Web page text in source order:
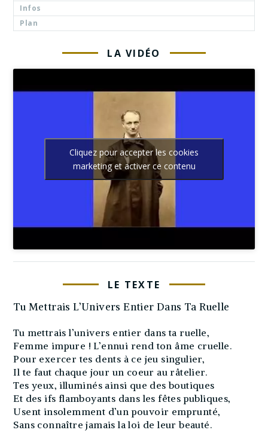
Infos
Plan
LA VIDÉO
Cliquez pour accepter les cookies
marketing et activer ce contenu
LE TEXTE
Tu Mettrais L’Univers Entier Dans Ta Ruelle
Tu mettrais l’univers entier dans ta ruelle,
Femme impure ! L’ennui rend ton âme cruelle.
Pour exercer tes dents à ce jeu singulier,
Il te faut chaque jour un coeur au râtelier.
Tes yeux, illuminés ainsi que des boutiques
Et des ifs flamboyants dans les fêtes publiques,
Usent insolemment d’un pouvoir emprunté,
Sans connaître jamais la loi de leur beauté.